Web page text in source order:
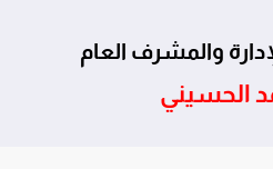
والمشرف العام
الحسيني